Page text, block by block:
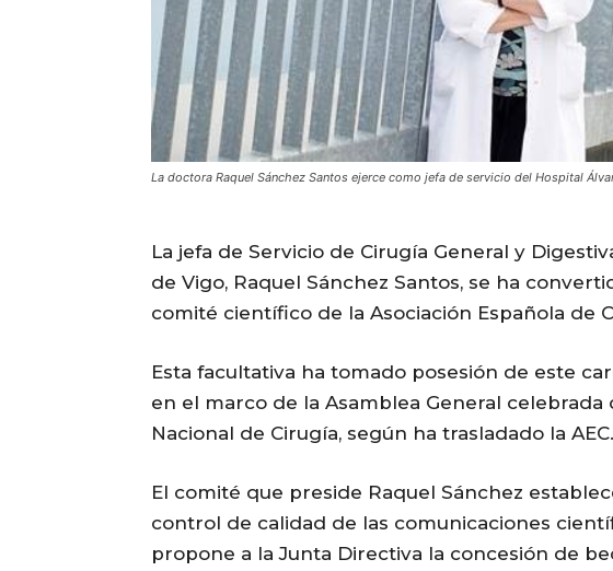
La doctora Raquel Sánchez Santos ejerce como jefa de servicio del Hospital
La jefa de Servicio de Cirugía General y
de Vigo, Raquel Sánchez Santos, se ha
comité científico de la Asociación Española de
Esta facultativa ha tomado posesión de este
en el marco de la Asamblea General celebrada
Nacional de Cirugía, según ha trasladado la AEC.
El comité que preside Raquel Sánchez
control de calidad de las comunicaciones
propone a la Junta Directiva la concesión de